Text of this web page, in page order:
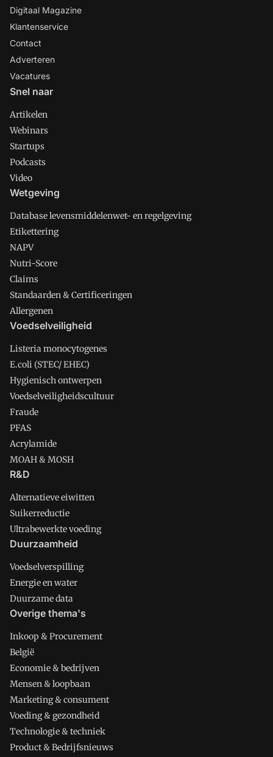
Digitaal Magazine
Klantenservice
Contact
Adverteren
Vacatures
Snel naar
Artikelen
Webinars
Startups
Podcasts
Video
Wetgeving
Database levensmiddelenwet- en regelgeving
Etikettering
NAPV
Nutri-Score
Claims
Standaarden & Certificeringen
Allergenen
Voedselveiligheid
Listeria monocytogenes
E.coli (STEC/ EHEC)
Hygienisch ontwerpen
Voedselveiligheidscultuur
Fraude
PFAS
Acrylamide
MOAH & MOSH
R&D
Alternatieve eiwitten
Suikerreductie
Ultrabewerkte voeding
Duurzaamheid
Voedselverspilling
Energie en water
Duurzame data
Overige thema's
Inkoop & Procurement
België
Economie & bedrijven
Mensen & loopbaan
Marketing & consument
Voeding & gezondheid
Technologie & techniek
Product & Bedrijfsnieuws